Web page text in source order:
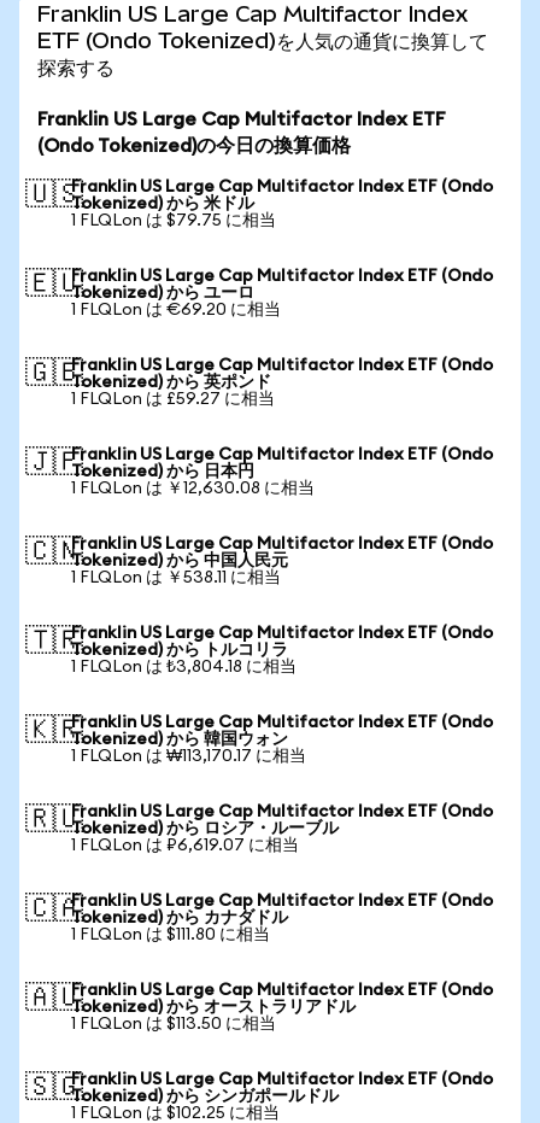
Franklin US Large Cap Multifactor Index
ETF (Ondo Tokenized)を人気の通貨に換算して
探索する
Franklin US Large Cap Multifactor Index ETF
(Ondo Tokenized)の今日の換算価格
🇺🇸Franklin US Large Cap Multifactor Index ETF (Ondo
Tokenized) から 米ドル
1 FLQLon は $79.75 に相当
🇪🇺Franklin US Large Cap Multifactor Index ETF (Ondo
Tokenized) から ユーロ
1 FLQLon は €69.20 に相当
🇬🇧Franklin US Large Cap Multifactor Index ETF (Ondo
Tokenized) から 英ポンド
1 FLQLon は £59.27 に相当
🇯🇵Franklin US Large Cap Multifactor Index ETF (Ondo
Tokenized) から 日本円
1 FLQLon は ￥12,630.08 に相当
🇨🇳Franklin US Large Cap Multifactor Index ETF (Ondo
Tokenized) から 中国人民元
1 FLQLon は ￥538.11 に相当
🇹🇷Franklin US Large Cap Multifactor Index ETF (Ondo
Tokenized) から トルコリラ
1 FLQLon は ₺3,804.18 に相当
🇰🇷Franklin US Large Cap Multifactor Index ETF (Ondo
Tokenized) から 韓国ウォン
1 FLQLon は ₩113,170.17 に相当
🇷🇺Franklin US Large Cap Multifactor Index ETF (Ondo
Tokenized) から ロシア・ルーブル
1 FLQLon は ₽6,619.07 に相当
🇨🇦Franklin US Large Cap Multifactor Index ETF (Ondo
Tokenized) から カナダドル
1 FLQLon は $111.80 に相当
🇦🇺Franklin US Large Cap Multifactor Index ETF (Ondo
Tokenized) から オーストラリアドル
1 FLQLon は $113.50 に相当
🇸🇬Franklin US Large Cap Multifactor Index ETF (Ondo
Tokenized) から シンガポールドル
1 FLQLon は $102.25 に相当